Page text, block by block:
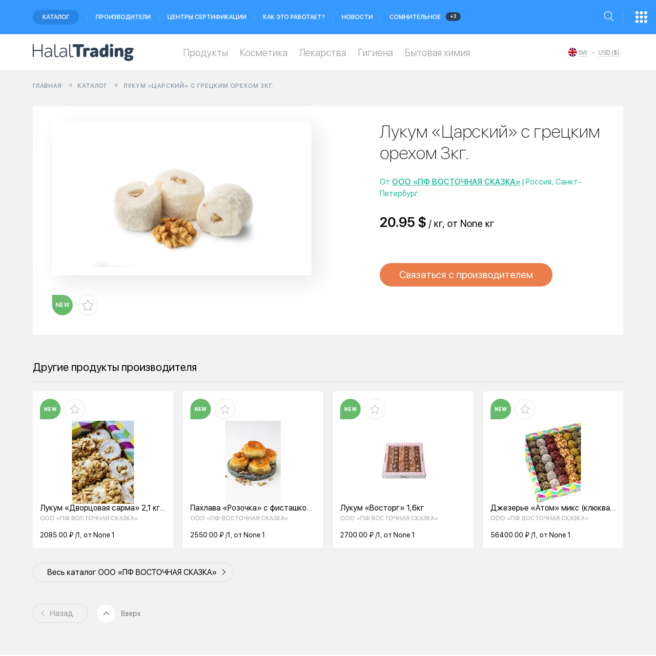
КАТАЛОГ ПРОИЗВОДИТЕЛИ ЦЕНТРЫ СЕРТИФИКАЦИИ КАК ЭТО РАБОТАЕТ? НОВОСТИ СОМНИТЕЛЬНОЕ +3
USD ($)
SW
Продукты Косметика Лекарства Гигиена Бытовая химия
ГЛАВНАЯ КАТАЛОГ ЛУКУМ «ЦАРСКИЙ» С ГРЕЦКИМ ОРЕХОМ 3КГ.
NEW
Лукум «Царский» с грецким
орехом 3кг.
От ООО «ПФ ВОСТОЧНАЯ СКАЗКА»| Россия, Санкт-
Петербург
20.95 $ / кг, от None кг
Связаться с производителем
Другие продукты производителя
NEW
Лукум «Дворцовая сарма» 2,1 кг (
с арахисом)
ООО «ПФ ВОСТОЧНАЯ СКАЗКА»
2085.00 ₽ /1, от None 1
NEW
Пахлава «Розочка» с фисташкой
400гр.
ООО «ПФ ВОСТОЧНАЯ СКАЗКА»
2550.00 ₽ /1, от None 1
NEW
Лукум «Восторг» 1,6кг
ООО «ПФ ВОСТОЧНАЯ СКАЗКА»
2700.00 ₽ /1, от None 1
NEW
Джезерье «Атом» микс (клюква,
кунжут, кокос.стружка,
ООО «ПФ ВОСТОЧНАЯ СКАЗКА»
56400.00 ₽ /1, от None 1
Весь каталог ООО «ПФ ВОСТОЧНАЯ СКАЗКА»
Назад Вверх